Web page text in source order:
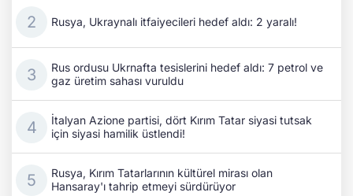
Rusya, Ukraynalı itfaiyecileri hedef aldı: 2 yaralı!
Rus ordusu Ukrnafta tesislerini hedef aldı: 7 petrol ve
gaz üretim sahası vuruldu
İtalyan Azione partisi, dört Kırım Tatar siyasi tutsak
için siyasi hamilik üstlendi!
Rusya, Kırım Tatarlarının kültürel mirası olan
Hansaray'ı tahrip etmeyi sürdürüyor